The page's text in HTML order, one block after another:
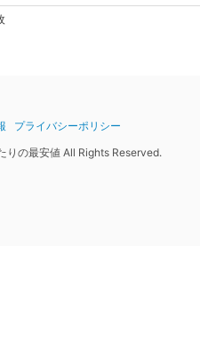
プライバシーポリシー
りの最安値 All Rights Reserved.